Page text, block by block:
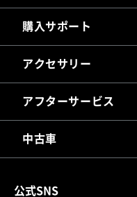
購入サポート
アクセサリー
アフターサービス
中古車
公式SNS